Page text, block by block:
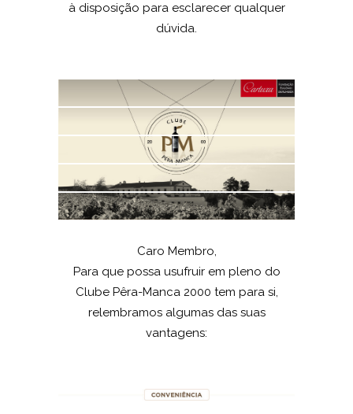
à disposição para esclarecer qualquer
dúvida.
Caro Membro,
Para que possa usufruir em pleno do
Clube Pêra-Manca 2000 tem para si,
relembramos algumas das suas
vantagens: